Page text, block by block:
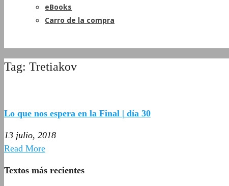
eBooks
Carro de la compra
Tag: Tretiakov
Lo que nos espera en la Final | día 30
13 julio, 2018
Read More
Textos más recientes